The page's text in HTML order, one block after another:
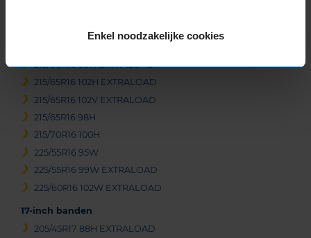
Enkel noodzakelijke cookies
215/60R16 95H
215/60R16 99H EXTRALOAD
215/65R16 102H EXTRALOAD
215/65R16 102V EXTRALOAD
215/65R16 98H
215/70R16 100H
225/55R16 95W
225/55R16 99W EXTRALOAD
225/60R16 102W EXTRALOAD
17-inch banden
205/45R17 88H EXTRALOAD